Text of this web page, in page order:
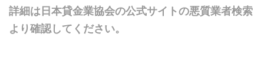
詳細は日本貸金業協会の公式サイトの悪質業者検索
より確認してください。